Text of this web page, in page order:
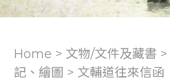
Home > 文物/文件及藏書 >
記、繪圖 > 文輔道往來信函